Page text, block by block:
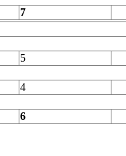
7
5
4
6